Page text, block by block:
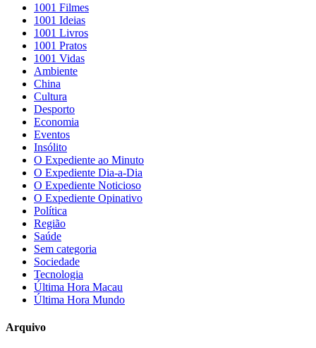
1001 Filmes
1001 Ideias
1001 Livros
1001 Pratos
1001 Vidas
Ambiente
China
Cultura
Desporto
Economia
Eventos
Insólito
O Expediente ao Minuto
O Expediente Dia-a-Dia
O Expediente Noticioso
O Expediente Opinativo
Política
Região
Saúde
Sem categoria
Sociedade
Tecnologia
Última Hora Macau
Última Hora Mundo
Arquivo